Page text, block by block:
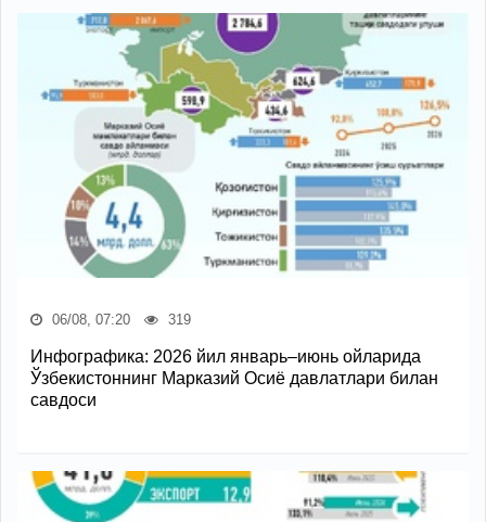
06/08, 07:20 319
Инфографика: 2026 йил январь–июнь ойларида
Ўзбекистоннинг Марказий Осиё давлатлари билан
савдоси